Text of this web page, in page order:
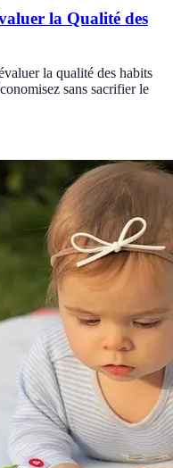
la Qualité des
la qualité des habits
sans sacrifier le